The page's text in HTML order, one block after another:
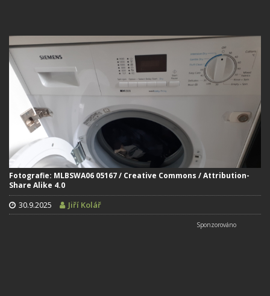
Fotografie: MLBSWA06 05167 / Creative Commons / Attribution-
Share Alike 4.0
30.9.2025 Jiří Kolář